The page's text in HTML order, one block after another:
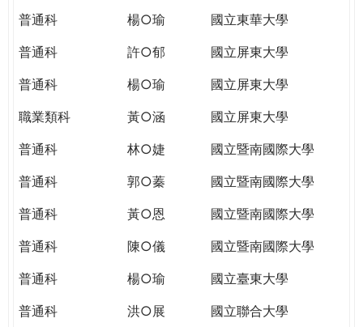
GLOBAL
CITIZENSHIP
普通科
楊○瑜
國立東華大學
普通科
許○郁
國立屏東大學
普通科
楊○瑜
國立屏東大學
職業類科
黃○涵
國立屏東大學
普通科
林○婕
國立暨南國際大學
普通科
郭○蓁
國立暨南國際大學
普通科
黃○恩
國立暨南國際大學
普通科
陳○儀
國立暨南國際大學
普通科
楊○瑜
國立臺東大學
普通科
洪○展
國立聯合大學